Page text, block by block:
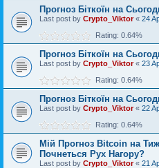
Прогноз Біткоїн на
Last post by Crypto_Viktor« 24
Rating: 0.64%
Прогноз Біткоїн на
Last post by Crypto_Viktor« 23
Rating: 0.64%
Прогноз Біткоїн на
Last post by Crypto_Viktor« 22
Rating: 0.64%
Мій Прогноз Bitcoin на
Почнеться Рух Нагору?
Last post by Crypto_Viktor« 21